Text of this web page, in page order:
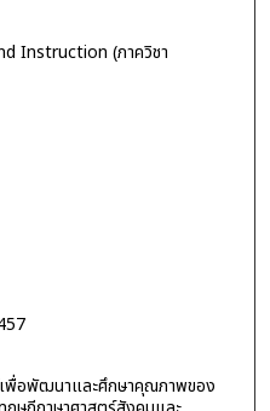
Instruction (ภาควิชา
พื่อพัฒนาและศึกษาคุณภาพของ